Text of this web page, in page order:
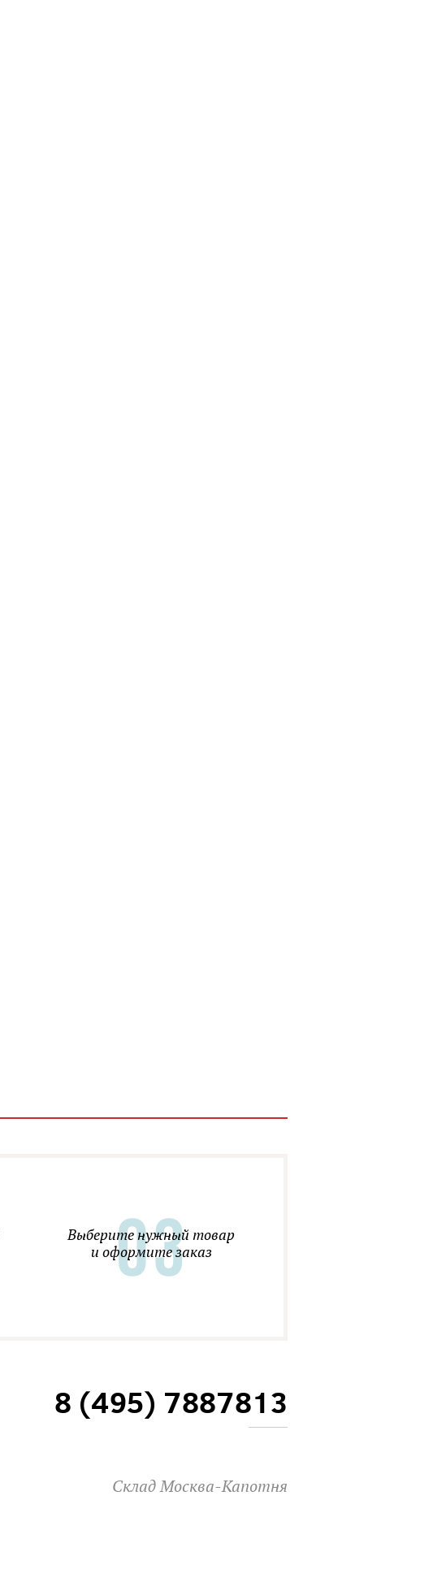
Выберите нужный товар
и оформите заказ
8 (495) 7887813
Склад Москва-Капотня